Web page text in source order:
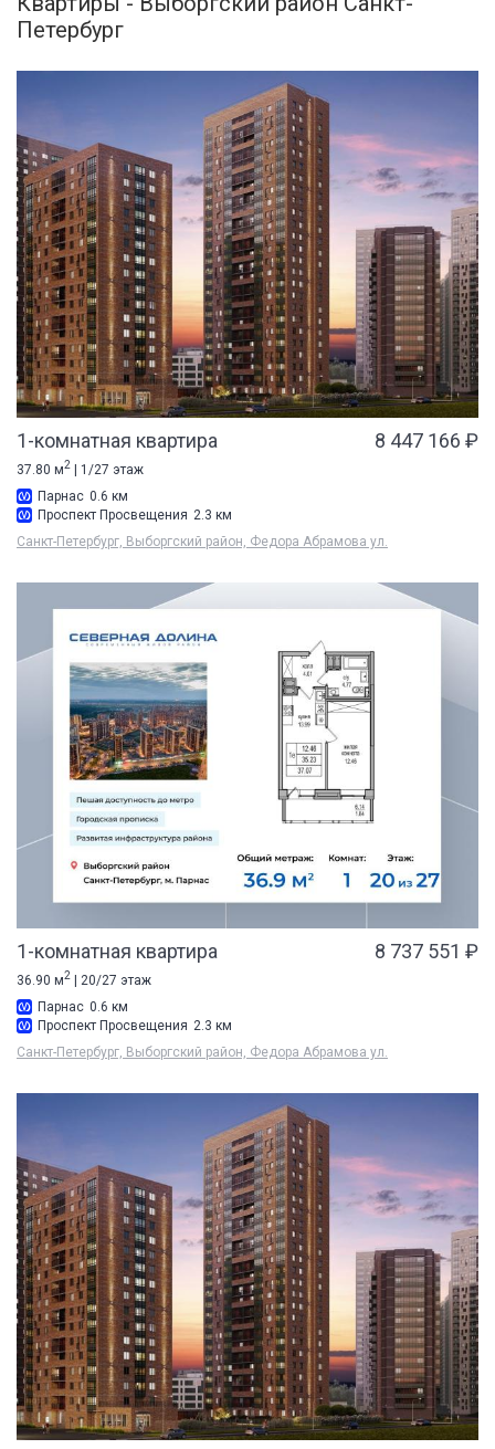
Петербург
1-комнатная квартира 8 447 166 ₽
37.80 м2 | 1/27 этаж
Парнас 0.6 км
Проспект Просвещения 2.3 км
Санкт-Петербург, Выборгский район, Федора Абрамова ул.
1-комнатная квартира 8 737 551 ₽
36.90 м2
| 20/27 этаж
Парнас 0.6 км
Проспект Просвещения 2.3 км
Санкт-Петербург, Выборгский район, Федора Абрамова ул.